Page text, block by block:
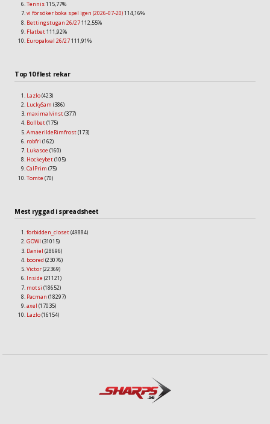
Tennis115,77%
vi försöker boka spel igen (2026-07-20)114,16%
Bettingstugan 26/27112,55%
Flatbet111,92%
Europakval 26/27111,91%
Top 10 flest rekar
Lazlo(423)
LuckySam (386)
maximalvinst(377)
Bollbet(175)
AmaerildeRimfrost(173)
robfri (162)
Lukasoe (160)
Hockeybet(105)
CalPrim (75)
Tomte (70)
Mest ryggad i spreadsheet
forbidden_closet(49884)
GOWI (31015)
Daniel (28696)
boored (23076)
Victor(22369)
Inside (21121)
motsi (18652)
Pacman (18297)
axel (17035)
Lazlo(16154)